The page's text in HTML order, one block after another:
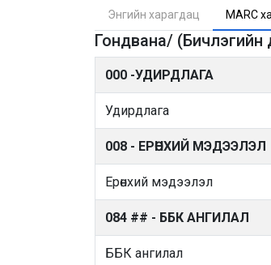
Энгийн харагдац MARC
Гондвана/ (Бичлэгийн
000 -УДИРДЛАГА
Удирдлага
008 - ЕРӨНХИЙ МЭДЭЭЛЭЛ
Ерөнхий мэдээлэл
084 ## - ББК АНГИЛАЛ
ББК ангилал